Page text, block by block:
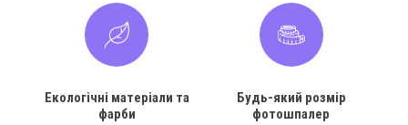
Екологічні матеріали та
фарби
Будь-який розмір
фотошпалер